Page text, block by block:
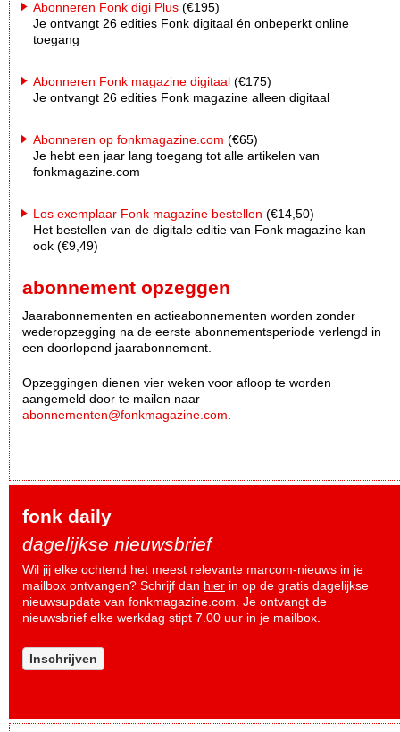
Abonneren Fonk digi Plus (€195)
Je ontvangt 26 edities Fonk digitaal én onbeperkt online
toegang
Abonneren Fonk magazine digitaal (€175)
Je ontvangt 26 edities Fonk magazine alleen digitaal
Abonneren op fonkmagazine.com (€65)
Je hebt een jaar lang toegang tot alle artikelen van
fonkmagazine.com
Los exemplaar Fonk magazine bestellen (€14,50)
Het bestellen van de digitale editie van Fonk magazine kan
ook (€9,49)
abonnement opzeggen
Jaarabonnementen en actieabonnementen worden zonder
wederopzegging na de eerste abonnementsperiode verlengd in
een doorlopend jaarabonnement.
Opzeggingen dienen vier weken voor afloop te worden
aangemeld door te mailen naar
abonnementen@fonkmagazine.com.
fonk daily
dagelijkse nieuwsbrief
Wil jij elke ochtend het meest relevante marcom-nieuws in je
mailbox ontvangen? Schrijf dan hier in op de gratis dagelijkse
nieuwsupdate van fonkmagazine.com. Je ontvangt de
nieuwsbrief elke werkdag stipt 7.00 uur in je mailbox.
Inschrijven